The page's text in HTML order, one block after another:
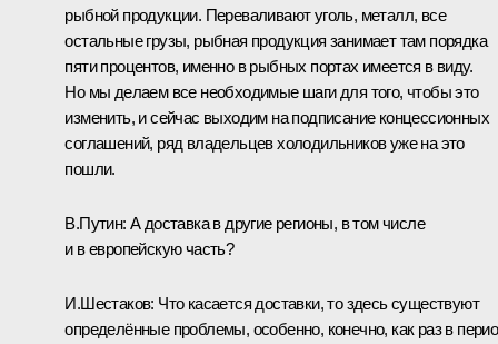
рыбной продукции. Переваливают уголь, металл, все
остальные грузы, рыбная продукция занимает там порядка
пяти процентов, именно в рыбных портах имеется в виду.
Но мы делаем все необходимые шаги для того, чтобы это
изменить, и сейчас выходим на подписание концессионных
соглашений, ряд владельцев холодильников уже на это
пошли.
В.Путин: А доставка в другие регионы, в том числе
и в европейскую часть?
И.Шестаков: Что касается доставки, то здесь существуют
определённые проблемы, особенно, конечно, как раз в